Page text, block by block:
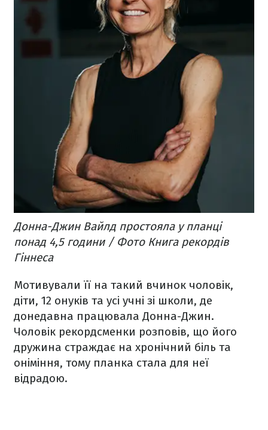
Донна-Джин Вайлд простояла у планці
понад 4,5 години / Фото Книга рекордів
Гіннеса
Мотивували її на такий вчинок чоловік,
діти, 12 онуків та усі учні зі школи, де
донедавна працювала Донна-Джин.
Чоловік рекордсменки розповів, що його
дружина страждає на хронічний біль та
оніміння, тому планка стала для неї
відрадою.